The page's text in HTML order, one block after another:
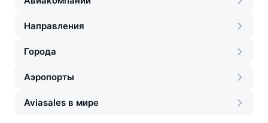
Направления
Города
Аэропорты
Aviasales в мире